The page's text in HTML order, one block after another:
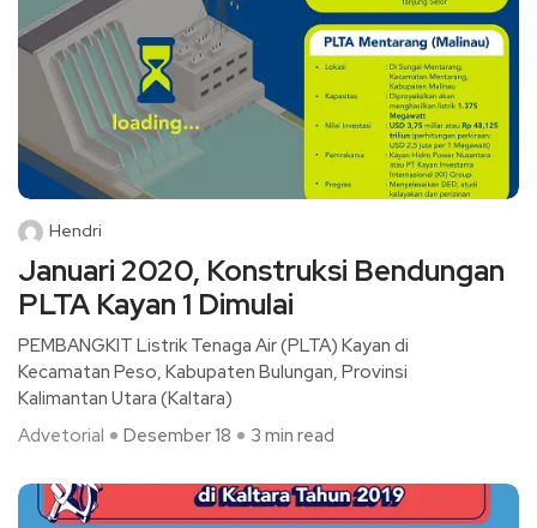
Hendri
Januari 2020, Konstruksi Bendungan
PLTA Kayan 1 Dimulai
PEMBANGKIT Listrik Tenaga Air (PLTA) Kayan di
Kecamatan Peso, Kabupaten Bulungan, Provinsi
Kalimantan Utara (Kaltara)
Advetorial
Desember 18 3 min read